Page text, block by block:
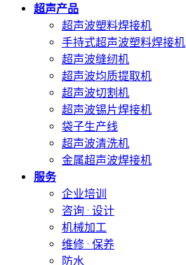
超声产品
超声波塑料焊接机
手持式超声波塑料焊接机
超声波缝纫机
超声波均质提取机
超声波切割机
超声波锡片焊接机
袋子生产线
超声波清洗机
金属超声波焊接机
服务
企业培训
咨询 · 设计
机械加工
维修 · 保养
防水